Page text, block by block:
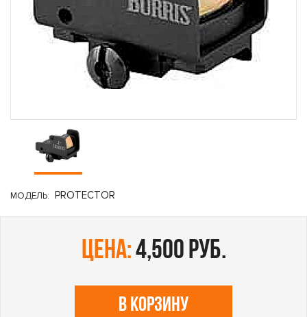
МОДЕЛЬ: PROTECTOR
цена:4,500 руб.
В КОРЗИНУ